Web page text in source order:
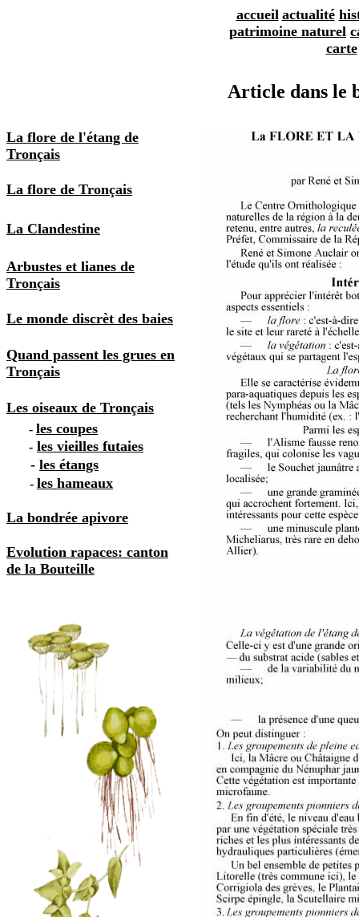
accueil actualité
patrimoine naturel
carte
Article dans le
La flore de l'étang de
Tronçais
La flore de Tronçais
La Clandestine
Arbustes et lianes de
Tronçais
Le monde discrèt des baies
Quand passent les grues en
Tronçais
Les oiseaux de Tronçais
- les coupes
- les vieilles futaies
- les étangs
- les hameaux
La bondrée apivore
Evolution rapaces: canton
de la Bouteille